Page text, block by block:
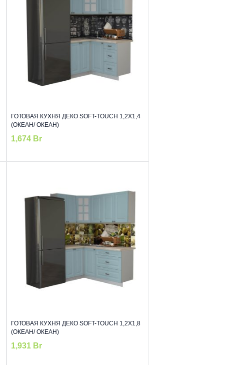
ГОТОВАЯ КУХНЯ ДЕКО SOFT-TOUCH 1,2Х1,4
(ОКЕАН/ ОКЕАН)
1,674 Br
ГОТОВАЯ КУХНЯ ДЕКО SOFT-TOUCH 1,2Х1,8
(ОКЕАН/ ОКЕАН)
1,931 Br